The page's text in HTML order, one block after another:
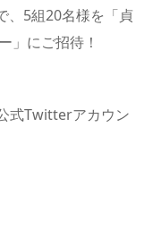
、5組20名様を「貞
」にご招待！
式Twitterアカウン